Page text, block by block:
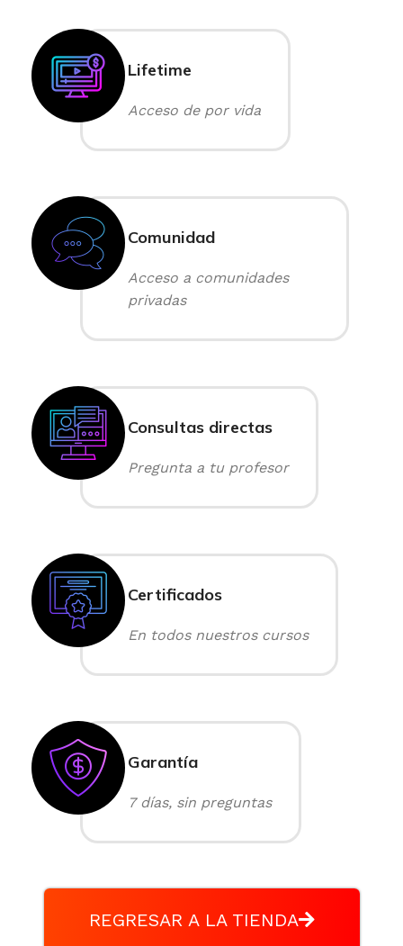
Lifetime
Acceso de por vida
Comunidad
Acceso a comunidades
privadas
Consultas directas
Pregunta a tu profesor
Certificados
En todos nuestros cursos
Garantía
7 días, sin preguntas
REGRESAR A LA TIENDA